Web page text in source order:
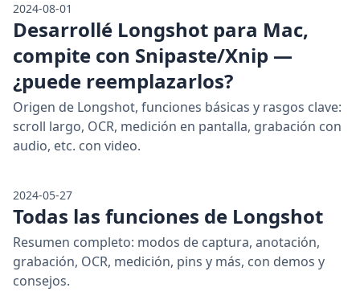
2024-08-01
Desarrollé Longshot para Mac,
compite con Snipaste/Xnip —
¿puede reemplazarlos?
Origen de Longshot, funciones básicas y rasgos clave:
scroll largo, OCR, medición en pantalla, grabación con
audio, etc. con video.
2024-05-27
Todas las funciones de Longshot
Resumen completo: modos de captura, anotación,
grabación, OCR, medición, pins y más, con demos y
consejos.